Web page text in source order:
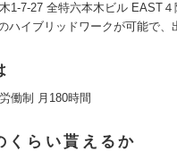
1-7-27 全特六本木ビル EAST４
ハイブリッドワークが可能で、
働制 月180時間
くらい貰えるか